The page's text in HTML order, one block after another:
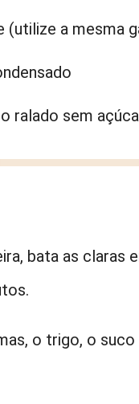
(utilize a mesma
ralado sem
bata as claras
o trigo, o